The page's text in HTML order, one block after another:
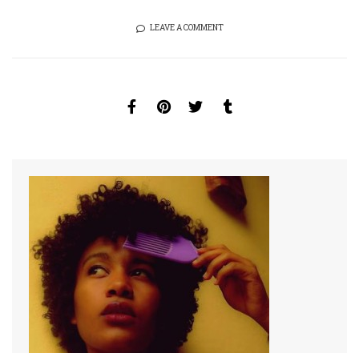
LEAVE A COMMENT